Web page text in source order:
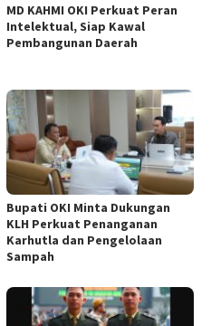
MD KAHMI OKI Perkuat Peran
Intelektual, Siap Kawal
Pembangunan Daerah
Bupati OKI Minta Dukungan
KLH Perkuat Penanganan
Karhutla dan Pengelolaan
Sampah